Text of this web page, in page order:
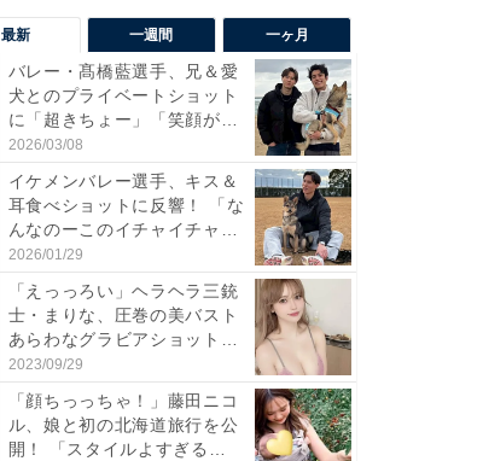
最新 一週間 一ヶ月
バレー・髙橋藍選手、兄＆愛
犬とのプライベートショット
に「超きちょー」「笑顔が見
れ...
2026/03/08
イケメンバレー選手、キス＆
耳食べショットに反響！ 「な
んなのーこのイチャイチャ
感...
2026/01/29
「えっっろい」ヘラヘラ三銃
士・まりな、圧巻の美バスト
あらわなグラビアショット公
開...
2023/09/29
「顔ちっっちゃ！」藤田ニコ
ル、娘と初の北海道旅行を公
開！ 「スタイルよすぎる